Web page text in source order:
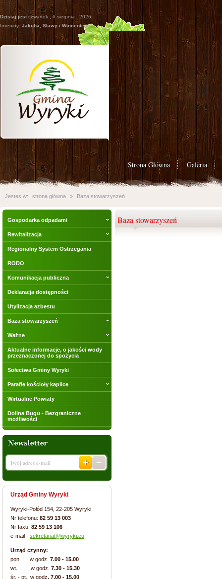
Dzisiaj jest czwartek , 6 sierpnia , 2026
Imieniny: Jakuba, Sławy i Wincentego
Strona Główna Galeria
Jestes w: strona główna » Baza stowarzyszeń
Gospodarka odpadami
Rewitalizacja
Regionalny System Ostrzegania
RODO
Komunikacja publiczna
Deklaracja dostępności
Utylizacja azbestu
Baza stowarzyszeń
Ważne
Aktualne informacje, o jakości wody
przeznaczonej do spożycia
Sołectwa Gminy Wyryki
Parafie kościoły kaplice
Wirtualne Powiaty
Dolina Bugu - Bezgraniczne
możliwości
Urząd Gminy Wyryki
Wyryki-Połód 154, 22-205 Wyryki
Nr telefonu: 82 59 13 003
Nr faxu: 82 59 13 106
e-mail - sekretariat@wyryki.eu
Urząd czynny:
pon. w godz. 7.00 - 15.00
wt. w godz. 7.30 - 15.30
śr. - pt. w godz. 7.00 - 15.00
Baza stowarzyszeń